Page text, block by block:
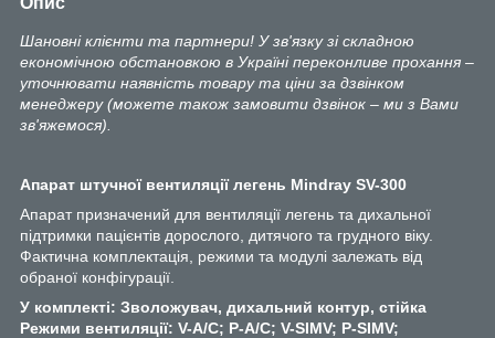
Шановні клієнти та партнери! У зв'язку зі складною
економічною обстановкою в Україні переконливе прохання –
уточнювати наявність товару та ціни за дзвінком
менеджеру (можете також замовити дзвінок – ми з Вами
зв'яжемося).
Апарат штучної вентиляції легень Mindray SV-300
Апарат призначений для вентиляції легень та дихальної
підтримки пацієнтів дорослого, дитячого та грудного віку.
Фактична комплектація, режими та модулі залежать від
обраної конфігурації.
У комплекті: Зволожувач, дихальний контур, стійка
Режими вентиляції: V-A/C; P-A/C; V-SIMV; P-SIMV;